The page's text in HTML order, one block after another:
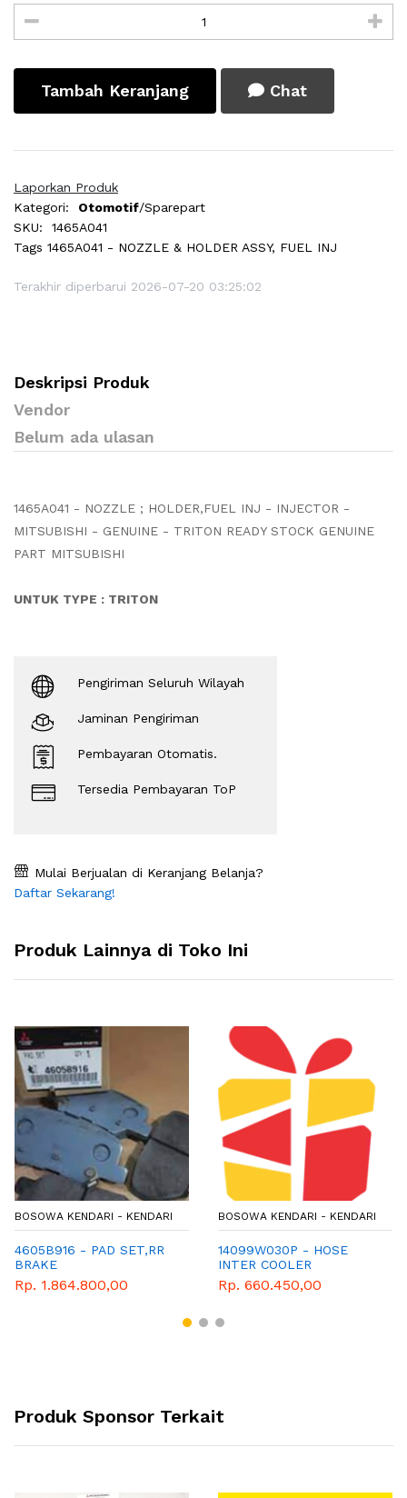
Tambah Keranjang Chat
Laporkan Produk
Kategori:
Otomotif/Sparepart
SKU:
1465A041
Tags 1465A041 - NOZZLE & HOLDER ASSY, FUEL INJ
Terakhir diperbarui 2026-07-20 03:25:02
Deskripsi Produk
Vendor
Belum ada ulasan
1465A041 - NOZZLE ; HOLDER,FUEL INJ - INJECTOR -
MITSUBISHI - GENUINE - TRITON READY STOCK GENUINE
PART MITSUBISHI
UNTUK TYPE : TRITON
Pengiriman Seluruh Wilayah
Jaminan Pengiriman
Pembayaran Otomatis.
Tersedia Pembayaran ToP
Mulai Berjualan di Keranjang Belanja?
Daftar Sekarang!
Produk Lainnya di Toko Ini
BOSOWA KENDARI - KENDARI
4605B916 - PAD SET,RR
BRAKE
Rp. 1.864.800,00
BOSOWA KENDARI - KENDARI
14099W030P - HOSE
INTER COOLER
Rp. 660.450,00
Produk Sponsor Terkait